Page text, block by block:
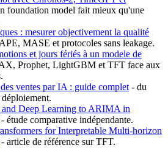
foundation model fait mieux qu'une
: mesurer objectivement la qualité
MASE et protocoles sans leakage.
et jours fériés à un modele de
Prophet, LightGBM et TFT face aux
ventes par IA : guide complet - du
and Deep Learning to ARIMA in
- étude comparative indépendante.
for Interpretable Multi-horizon
- article de référence sur TFT.